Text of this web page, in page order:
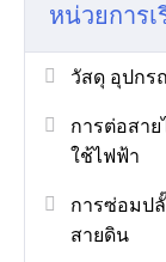
หน่วยการ
วัสดุ อุปกร
การต่อสา
ใช้ไฟฟ้า
การซ่อมป
สายดิน